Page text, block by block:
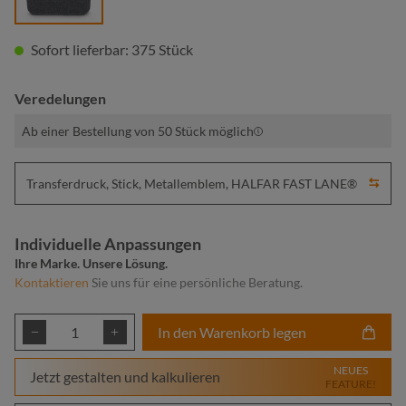
Sofort lieferbar: 375 Stück
Veredelungen
Ab einer Bestellung von 50 Stück möglich
Transferdruck, Stick, Metallemblem, HALFAR FAST LANE®
Individuelle Anpassungen
Ihre Marke. Unsere Lösung.
Kontaktieren Sie uns für eine persönliche Beratung.
Produkt Anzahl: Gib den gewünschten
In den Warenkorb legen
Jetzt gestalten und kalkulieren
NEUES
FEATURE!